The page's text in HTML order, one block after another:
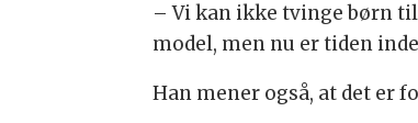
– Vi kan ikke tvinge børn
model, men nu er tiden
Han mener også, at det er